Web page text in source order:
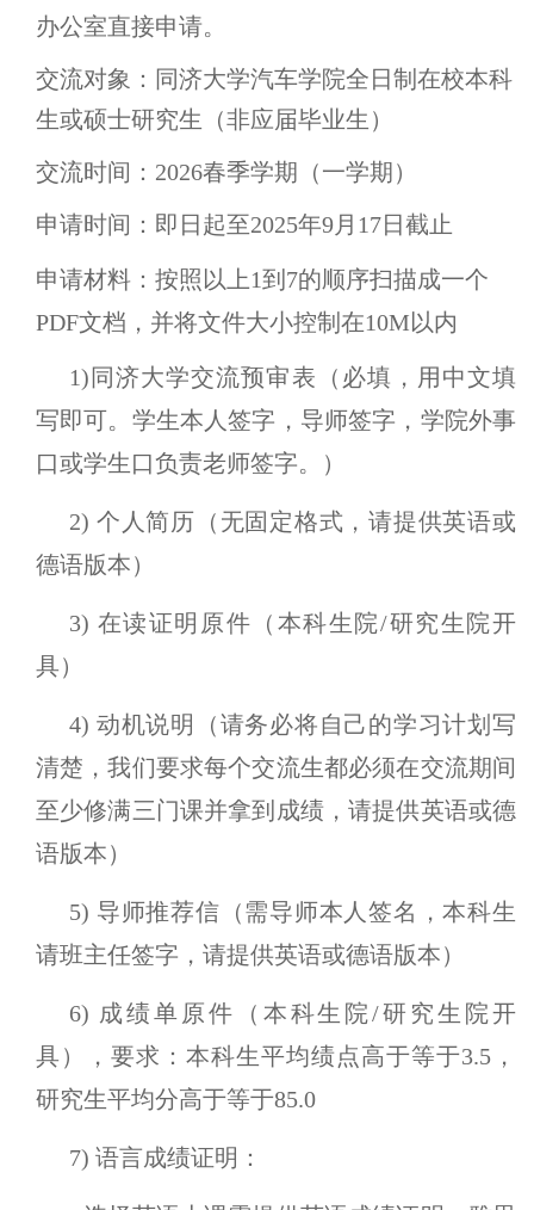
办公室直接申请。
交流对象：同济大学汽车学院全日制在校本科
生或硕士研究生（非应届毕业生）
交流时间：2026春季学期（一学期）
申请时间：即日起至2025年9月17日截止
申请材料： 按照以上1到7的顺序扫描成一个
PDF文档 ， 并将文件大小控制在10M以内
1)同济大学交流预审表 （必填，用中文填
写即可。学生本人签字，导师签字，学院外事
口或学生口负责老师签字。）
2) 个人简历（无固定格式，请提供英语或
德语版本）
3) 在读证明原件（本科生院/研究生院开
具）
4) 动机说明（请务必将自己的学习计划写
清楚，我们要求每个交流生都必须在交流期间
至少修满三门课并拿到成绩，请提供英语或德
语版本）
5) 导师推荐信（需导师本人签名，本科生
请班主任签字，请提供英语或德语版本）
6) 成绩单原件（本科生院/研究生院开
具），要求：本科生平均绩点高于等于3.5，
研究生平均分高于等于85.0
7) 语言成绩证明：